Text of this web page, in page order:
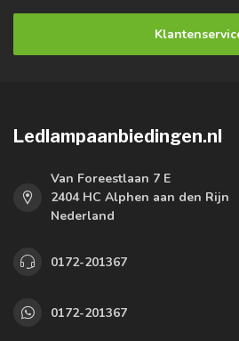
Ledlampaanbiedingen.nl
Van Foreestlaan 7 E
2404 HC Alphen aan den Rijn
Nederland
0172-201367
0172-201367